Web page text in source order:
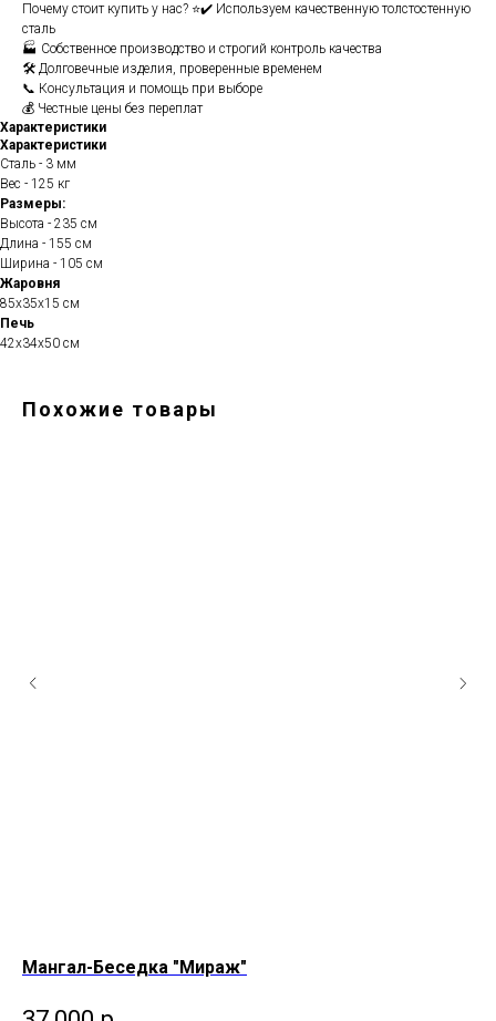
Почему стоит купить у нас? ⭐✔️ Используем качественную толстостенную
сталь
🏭 Собственное производство и строгий контроль качества
🛠️ Долговечные изделия, проверенные временем
📞 Консультация и помощь при выборе
💰 Честные цены без переплат
Характеристики
Характеристики
Сталь - 3 мм
Вес - 125 кг
Размеры:
Высота - 235 см
Длина - 155 см
Ширина - 105 см
Жаровня
85х35х15 см
Печь
42х34х50 см
Похожие товары
Мангал-Беседка "Мираж"